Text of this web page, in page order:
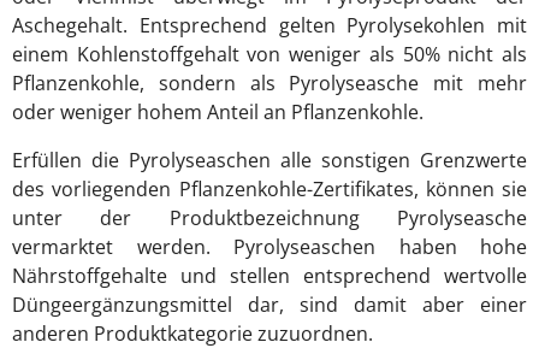
Aschegehalt. Entsprechend gelten Pyrolysekohlen mit
einem Kohlenstoffgehalt von weniger als 50% nicht als
Pflanzenkohle, sondern als Pyrolyseasche mit mehr
oder weniger hohem Anteil an Pflanzenkohle.
Erfüllen die Pyrolyseaschen alle sonstigen Grenzwerte
des vorliegenden Pflanzenkohle-Zertifikates, können sie
unter der Produktbezeichnung Pyrolyseasche
vermarktet werden. Pyrolyseaschen haben hohe
Nährstoffgehalte und stellen entsprechend wertvolle
Düngeergänzungsmittel dar, sind damit aber einer
anderen Produktkategorie zuzuordnen.